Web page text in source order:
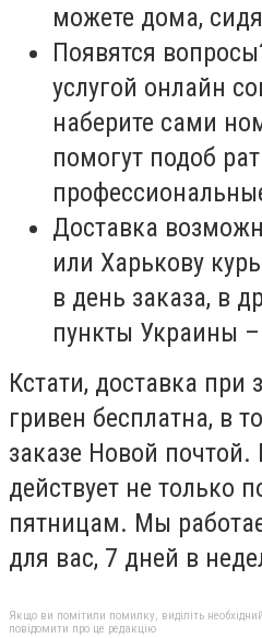
можете дома,
Появятся
услугой онлайн
наберите сами
помогут подоб
Доставка
или Харькову
в день заказа, в
пункты Украины
Кстати, доставка при
гривен бесплатна, в
заказе Новой почтой.
действует не только
пятницам. Мы
для вас, 7 дней в
Якщо ви помітили помилку, виділіть
повідомити про це редакцію